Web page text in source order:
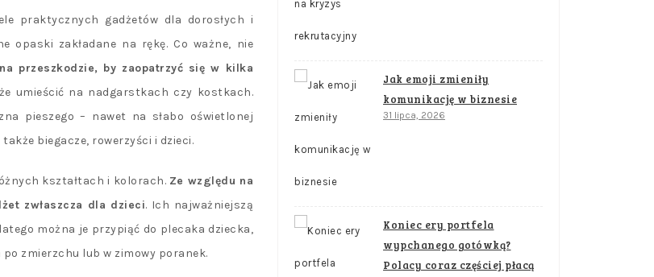
praktycznych gadżetów dla dorosłych i
opaski zakładane na rękę. Co ważne, nie
przeszkodzie, by zaopatrzyć się w kilka
umieścić na nadgarstkach czy kostkach.
pieszego – nawet na słabo oświetlonej
biegacze, rowerzyści i dzieci.
kształtach i kolorach. Ze względu na
zwłaszcza dla dzieci. Ich najważniejszą
można je przypiąć do plecaka dziecka,
zmierzchu lub w zimowy poranek.
Jak emoji zmieniły
komunikację w biznesie
31 lipca, 2026
Koniec ery portfela
wypchanego gotówką?
Polacy coraz częściej płacą